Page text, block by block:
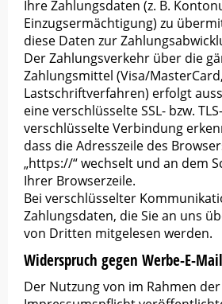
Ihre Zahlungsdaten (z. B.
Einzugsermächtigung) zu
diese Daten zur
Der Zahlungsverkehr über die
Zahlungsmittel (Visa/MasterCard,
Lastschriftverfahren) erfolgt
eine verschlüsselte SSL- bzw.
verschlüsselte Verbindung
dass die Adresszeile des
„https://“ wechselt und an dem
Ihrer Browserzeile.
Bei verschlüsselter
Zahlungsdaten, die Sie an uns
von Dritten mitgelesen werden.
Widerspruch gegen Werbe-E-
Der Nutzung von im Rahmen der